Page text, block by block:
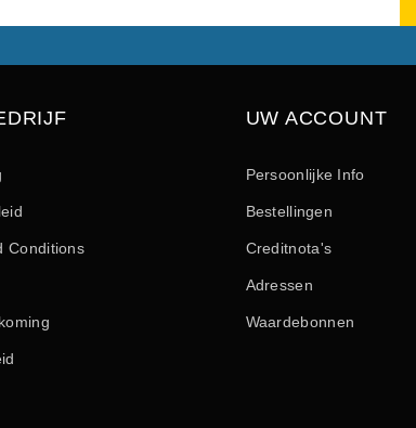
Conditions
UW ACCOUNT
Persoonlijke Info
Bestellingen
Creditnota's
Adressen
Waardebonnen